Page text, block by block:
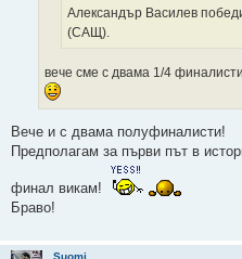
Александър Василев
(САЩ).
вече сме с двама 1/4
Вече и с двама полуфиналисти!
Предполагам за първи път в
финал викам!
Браво!
Suomi